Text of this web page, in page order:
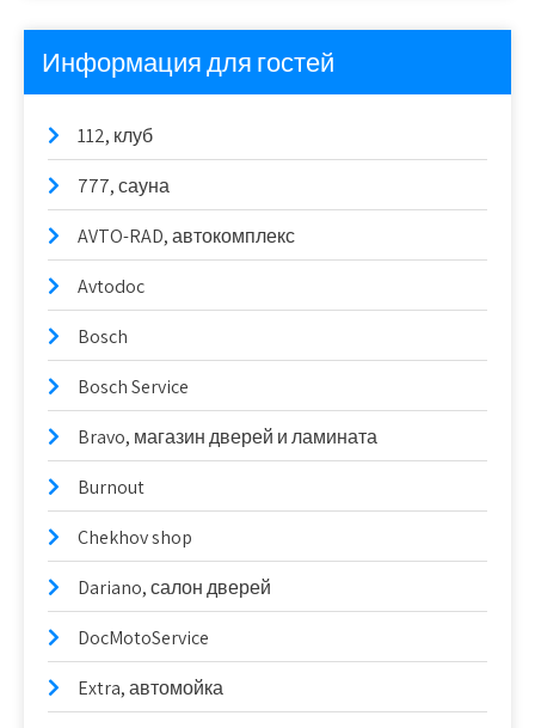
Информация для гостей
112, клуб
777, сауна
AVTO-RAD, автокомплекс
Avtodoc
Bosch
Bosch Service
Bravo, магазин дверей и ламината
Burnout
Chekhov shop
Dariano, салон дверей
DocMotoService
Extra, автомойка